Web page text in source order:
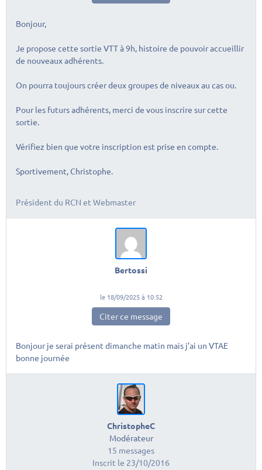
Bonjour,
Je propose cette sortie VTT à 9h, histoire de pouvoir accueillir
de nouveaux adhérents.
On pourra toujours créer deux groupes de niveaux au cas ou.
Pour les futurs adhérents, merci de vous inscrire sur cette
sortie.
Vérifiez bien que votre inscription est prise en compte.
Sportivement, Christophe.
Président du RCN et Webmaster
Bertossi
le 18/09/2025 à 10:52
Citer ce message
Bonjour je serai présent dimanche matin mais j’ai un VTAE
bonne journée
ChristopheC
Modérateur
15 messages
Inscrit le 23/10/2016